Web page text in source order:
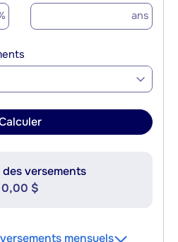
ans
versements
0,00 $
mensuels